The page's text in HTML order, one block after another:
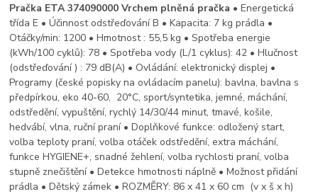
Pračka ETA 374090000 Vrchem plněná pračka • Energetická
třída E • Účinnost odstřeďování B • Kapacita: 7 kg prádla •
Otáčky/min: 1200 • Hmotnost : 55,5 kg • Spotřeba energie
(kWh/100 cyklů): 78 • Spotřeba vody (L/1 cyklus): 42 • Hlučnost
(odstřeďování ) : 79 dB(A) • Ovládání: elektronický displej •
Programy (české popisky na ovládacím panelu): bavlna, bavlna s
předpírkou, eko 40-60, 20°C, sport/syntetika, jemné, máchání,
odstředění, vypuštění, rychlý 14/30/44 minut, tmavé, košile,
hedvábí, vlna, ruční praní • Doplňkové funkce: odložený start,
volba teploty praní, volba otáček odstředění, extra máchání,
funkce HYGIENE+, snadné žehlení, volba rychlosti praní, volba
stupně znečištění • Detekce hmotnosti náplně • Možnost přidání
prádla • Dětský zámek • ROZMĚRY: 86 x 41 x 60 cm (v x š x h)